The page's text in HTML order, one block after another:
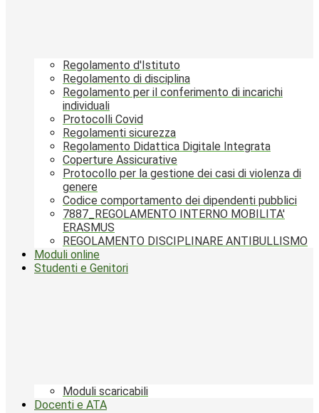
Regolamento d'Istituto
Regolamento di disciplina
Regolamento per il conferimento di incarichi
individuali
Protocolli Covid
Regolamenti sicurezza
Regolamento Didattica Digitale Integrata
Coperture Assicurative
Protocollo per la gestione dei casi di violenza di
genere
Codice comportamento dei dipendenti pubblici
7887_REGOLAMENTO INTERNO MOBILITA'
ERASMUS
REGOLAMENTO DISCIPLINARE ANTIBULLISMO
Moduli online
Studenti e Genitori
Moduli scaricabili
Docenti e ATA